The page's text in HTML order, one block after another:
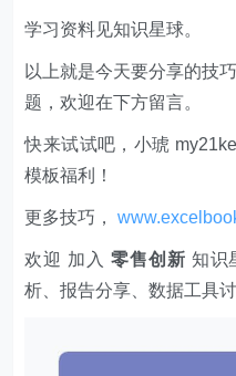
学习资料见知识星球。
以上就是今天要分享的技
题，欢迎在下方留言。
快来试试吧，小琥
模板福利​​​​！
更多技巧，
欢迎 加入 零售创新 知识
析、报告分享、数据工具讨